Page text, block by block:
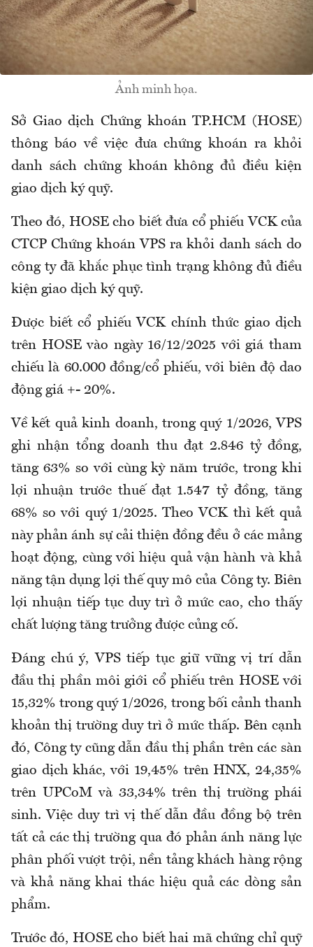
Ảnh minh họa.
Sở Giao dịch Chứng khoán TP.HCM (HOSE)
thông báo về việc đưa chứng khoán ra khỏi
danh sách chứng khoán không đủ điều kiện
giao dịch ký quỹ.
Theo đó, HOSE cho biết đưa cổ phiếu VCK của
CTCP Chứng khoán VPS ra khỏi danh sách do
công ty đã khắc phục tình trạng không đủ điều
kiện giao dịch ký quỹ.
Được biết cổ phiếu VCK chính thức giao dịch
trên HOSE vào ngày 16/12/2025 với giá tham
chiếu là 60.000 đồng/cổ phiếu, với biên độ dao
động giá +- 20%.
Về kết quả kinh doanh, trong quý 1/2026, VPS
ghi nhận tổng doanh thu đạt 2.846 tỷ đồng,
tăng 63% so với cùng kỳ năm trước, trong khi
lợi nhuận trước thuế đạt 1.547 tỷ đồng, tăng
68% so với quý 1/2025. Theo VCK thì kết quả
này phản ánh sự cải thiện đồng đều ở các mảng
hoạt động, cùng với hiệu quả vận hành và khả
năng tận dụng lợi thế quy mô của Công ty. Biên
lợi nhuận tiếp tục duy trì ở mức cao, cho thấy
chất lượng tăng trưởng được củng cố.
Đáng chú ý, VPS tiếp tục giữ vững vị trí dẫn
đầu thị phần môi giới cổ phiếu trên HOSE với
15,32% trong quý 1/2026, trong bối cảnh thanh
khoản thị trường duy trì ở mức thấp. Bên cạnh
đó, Công ty cũng dẫn đầu thị phần trên các sàn
giao dịch khác, với 19,45% trên HNX, 24,35%
trên UPCoM và 33,34% trên thị trường phái
sinh. Việc duy trì vị thế dẫn đầu đồng bộ trên
tất cả các thị trường qua đó phản ánh năng lực
phân phối vượt trội, nền tảng khách hàng rộng
và khả năng khai thác hiệu quả các dòng sản
phẩm.
Trước đó, HOSE cho biết hai mã chứng chỉ quỹ